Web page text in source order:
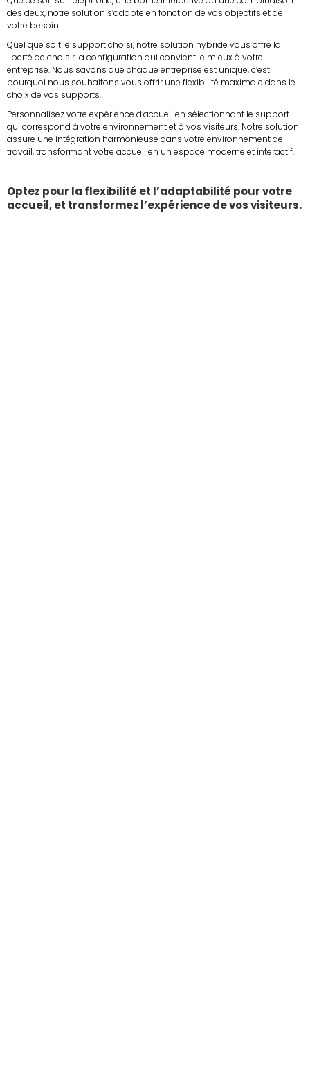
des deux, notre solution s’adapte en fonction de vos objectifs et de
votre besoin.
Quel que soit le support choisi, notre solution hybride vous offre la
liberté de choisir la configuration qui convient le mieux à votre
entreprise. Nous savons que chaque entreprise est unique, c’est
pourquoi nous souhaitons vous offrir une flexibilité maximale dans le
choix de vos supports.
Personnalisez votre expérience d’accueil en sélectionnant le support
qui correspond à votre environnement et à vos visiteurs. Notre solution
assure une intégration harmonieuse dans votre environnement de
travail, transformant votre accueil en un espace moderne et interactif.
Optez pour la flexibilité et l’adaptabilité pour votre
accueil, et transformez l’expérience de vos visiteurs.